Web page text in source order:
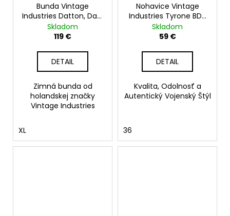
Bunda Vintage
Industries Datton, Dark
Tan
Skladom
119 €
DETAIL
Zimná bunda od
holandskej značky
Vintage Industries
XL
Nohavice Vintage
Industries Tyrone BDU
Pants, čierne
Skladom
59 €
DETAIL
Kvalita, Odolnosť a
Autentický Vojenský Štýl
36